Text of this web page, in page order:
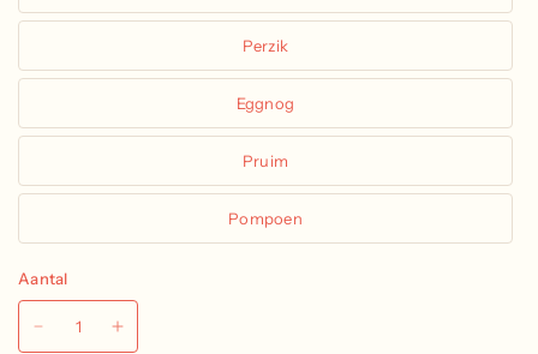
Perzik
Eggnog
Pruim
Pompoen
Aantal